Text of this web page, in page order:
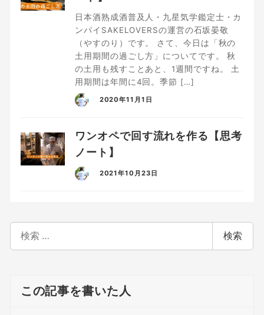
日本酒熟成酒普及人・九星気学鑑定士・カ
ンパイSAKELOVERSの運営の石坂晏敬
（やすのり）です。 さて、今日は「秋の
土用期間の過ごし方」についてです。 秋
の土用も残すことあと、1週間ですね。 土
用期間は年間に4回。季節 […]
2020年11月1日
ワンオペで回す流れを作る【思考
ノート】
2021年10月23日
索
検索
この記事を書いた人